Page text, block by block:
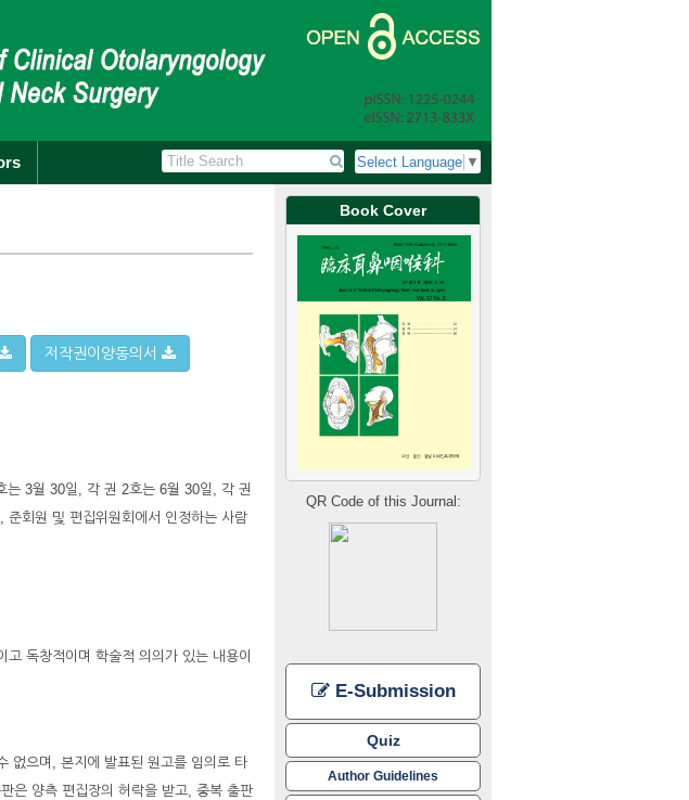
Select Language ▼
Book Cover
QR Code of this Journal:
E-Submission
Quiz
Author Guidelines
저작권이양동의서
는 3월 30일, 각 권 2호는 6월 30일, 각 권
회원 및 편집위원회에서 인정하는 사람
독창적이며 학술적 의의가 있는 내용이
없으며, 본지에 발표된 원고를 임의로 타
은 양측 편집장의 허락을 받고, 중복 출판